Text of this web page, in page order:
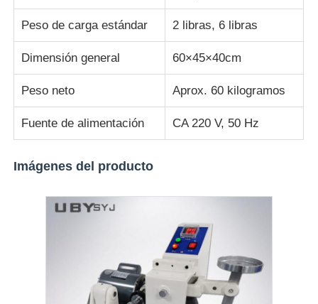
Peso de carga estándar 2 libras, 6 libras
Dimensión general 60×45×40cm
Peso neto Aprox. 60 kilogramos
Fuente de alimentación CA 220 V, 50 Hz
Imágenes del producto